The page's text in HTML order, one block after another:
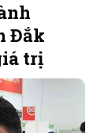
Đắk
trị